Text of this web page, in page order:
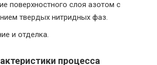
поверхностного слоя азотом с
твердых нитридных фаз.
и отделка.
процесса